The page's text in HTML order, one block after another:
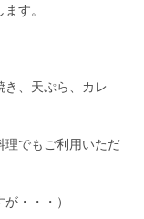
す。
き、天ぷら、カレ
理でもご利用いただ
・・・）